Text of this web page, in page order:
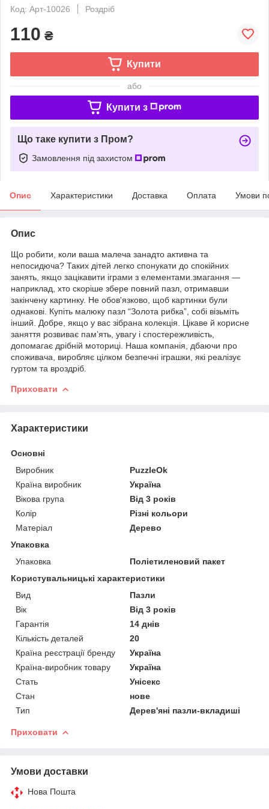
Код: Арт-10026
Роздріб
110 ₴
Купити
або
Купити з
Що таке купити з Пром?
Замовлення під захистом
Опис Характеристики Доставка Оплата Умови
Опис
Що робити, коли ваша малеча занадто активна та
непосидюча? Таких дітей легко спонукати до спокійних
занять, якщо зацікавити іграми з елементами.змагання —
наприклад, хто скоріше збере повний пазл, отримавши
закінчену картинку. Не обов'язково, щоб картинки були
однакові. Купіть малюку пазл “Золота рибка”, собі візьміть
інший. Добре, якщо у вас зібрана колекція. Цікаве й корисне
заняття розвиває пам’ять, увагу і спостережливість,
допомагає дрібній моториці. Наша компанія, дбаючи про
споживача, виробляє цілком безпечні іграшки, які реалізує
гуртом та вроздріб.
Приховати
Характеристики
Основні
Виробник
PuzzleOk
Країна виробник
Україна
Вікова група
Від 3 років
Колір
Різні кольори
Матеріал
Дерево
Упаковка
Упаковка
Поліетиленовий пакет
Користувальницькі характеристики
Вид
Пазли
Вік
Від 3 років
Гарантія
14 днів
Кількість деталей
20
Країна реєстрації бренду
Україна
Країна-виробник товару
Україна
Стать
Унісекс
Стан
нове
Тип
Дерев'яні пазли-вкладиші
Приховати
Умови доставки
Нова Пошта